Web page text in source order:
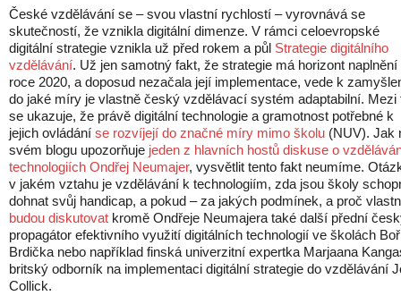
České vzdělávání se – svou vlastní rychlostí – vyrovnává se
skutečností, že vznikla digitální dimenze. V rámci celoevropské
digitální strategie vznikla už před rokem a půl Strategie digitálního
vzdělávání. Už jen samotný fakt, že strategie má horizont naplnění
roce 2020, a doposud nezačala její implementace, vede k
do jaké míry je vlastně český vzdělávací systém adaptabilní. Mezi
se ukazuje, že právě digitální technologie a gramotnost potřebné k
jejich ovládání se rozvíjejí do značné míry mimo školu (NUV). Jak
svém blogu upozorňuje jeden z hlavních hostů diskuse o
technologiích Ondřej Neumajer, vysvětlit tento fakt neumíme.
v jakém vztahu je vzdělávání k technologiím, zda jsou školy
dohnat svůj handicap, a pokud – za jakých podmínek, a proč
budou diskutovat kromě Ondřeje Neumajera také další přední
propagátor efektivního využití digitálních technologií ve školách
Brdička nebo například finská univerzitní expertka Marjaana
britský odborník na implementaci digitální strategie do vzdělávání
Collick.